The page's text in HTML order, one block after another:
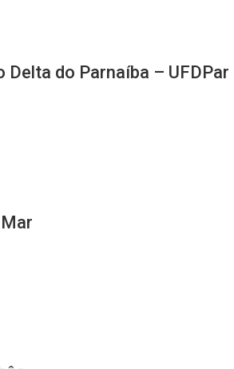
do Parnaíba – UFDPar